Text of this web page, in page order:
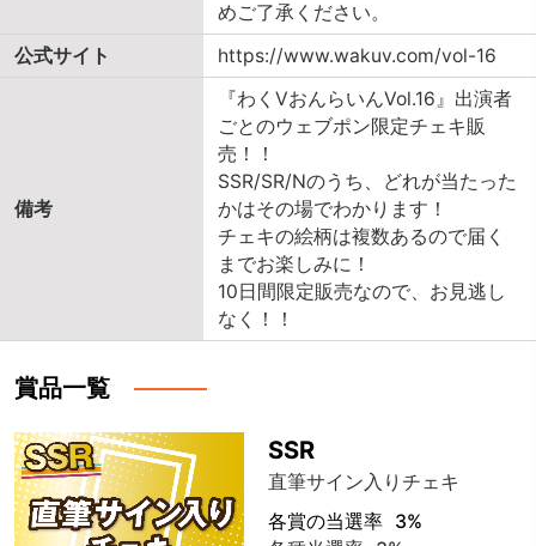
めご了承ください。
公式サイト
https://www.wakuv.com/vol-16
備考
『わくVおんらいんVol.16』出演者
ごとのウェブポン限定チェキ販
売！！
SSR/SR/Nのうち、どれが当たった
かはその場でわかります！
チェキの絵柄は複数あるので届く
までお楽しみに！
10日間限定販売なので、お見逃し
なく！！
賞品一覧
SSR
直筆サイン入りチェキ
各賞の当選率 3%